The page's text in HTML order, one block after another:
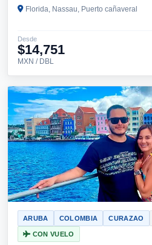
Florida, Nassau, Puerto cañaveral
Desde
$14,751
MXN / DBL
ARUBA COLOMBIA CURAZAO
CON VUELO